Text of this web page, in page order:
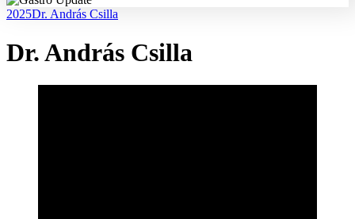
2025Dr. András Csilla
Dr. András Csilla